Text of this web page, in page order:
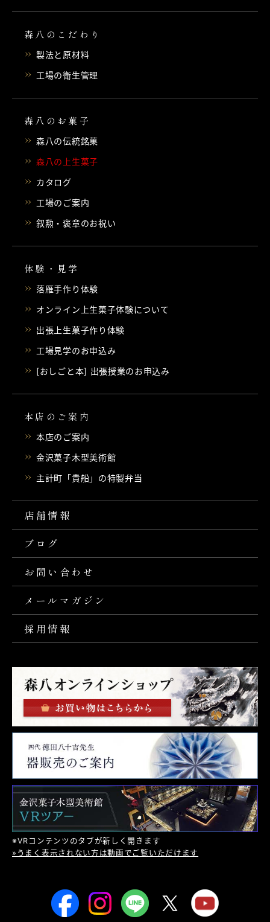
森八のこだわり
製法と原材料
工場の衛生管理
森八のお菓子
森八の伝統銘菓
森八の上生菓子
カタログ
工場のご案内
叙勲・褒章のお祝い
体験・見学
落雁手作り体験
オンライン上生菓子体験について
出張上生菓子作り体験
工場見学のお申込み
[おしごと本] 出張授業のお申込み
本店のご案内
本店のご案内
金沢菓子木型美術館
主計町「貴船」の特製弁当
店舗情報
ブログ
お問い合わせ
メールマガジン
採用情報
※VRコンテンツのタブが新しく開きます
»うまく表示されない方は動画でご覧いただけます